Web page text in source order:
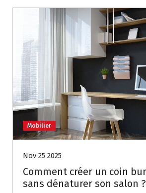
Mobilier
Nov 25 2025
Comment créer un coin
sans dénaturer son salon ?